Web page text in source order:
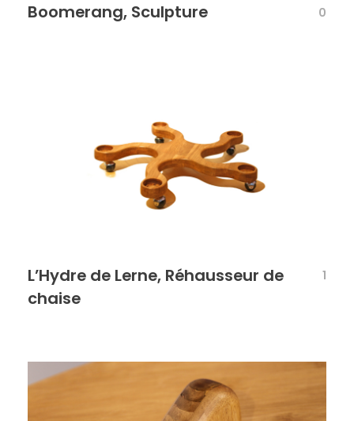
Boomerang, Sculpture 0
L’Hydre de Lerne, Réhausseur de
chaise
1